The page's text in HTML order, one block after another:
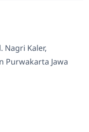
Nagri Kaler,
Purwakarta Jawa